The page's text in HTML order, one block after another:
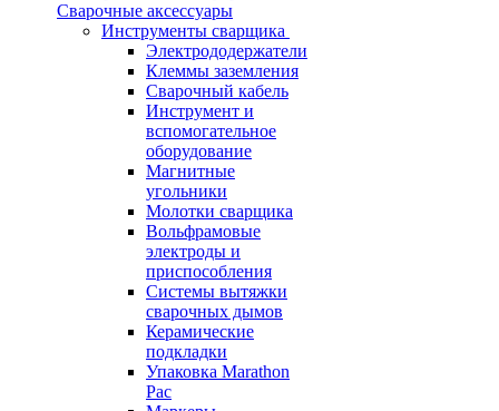
Сварочные аксессуары
Инструменты сварщика
Электрододержатели
Клеммы заземления
Сварочный кабель
Инструмент и
вспомогательное
оборудование
Магнитные
угольники
Молотки сварщика
Вольфрамовые
электроды и
приспособления
Системы вытяжки
сварочных дымов
Керамические
подкладки
Упаковка Marathon
Pac